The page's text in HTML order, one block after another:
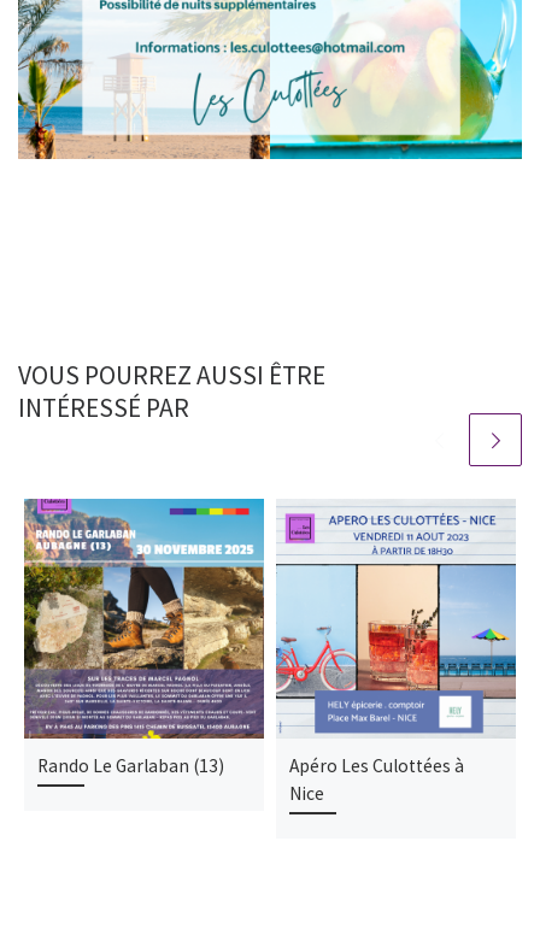
VOUS POURREZ AUSSI ÊTRE
INTÉRESSÉ PAR
Rando Le Garlaban (13)
Apéro Les Culottées à
Nice